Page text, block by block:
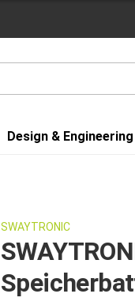
Design & Engineering
SWAYTRONIC